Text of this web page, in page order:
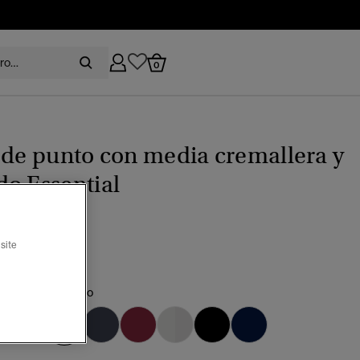
0
de punto con media cremallera y
Essential
rebajado de
musgo oscuro
seleccionado